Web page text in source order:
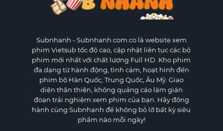
Subnhanh - Subnhanh.com.co là website xem
phim Vietsub tốc độ cao, cập nhật liên tục các bộ
phim mới nhất với chất lượng Full HD. Kho phim
đa dạng từ hành động, tình cảm, hoạt hình đến
phim bộ Hàn Quốc, Trung Quốc, Âu Mỹ. Giao
diện thân thiện, không quảng cáo làm gián
đoạn trải nghiệm xem phim của bạn. Hãy đồng
hành cùng Subnhanh để không bỏ lỡ bất kỳ siêu
phẩm nào mỗi ngày!